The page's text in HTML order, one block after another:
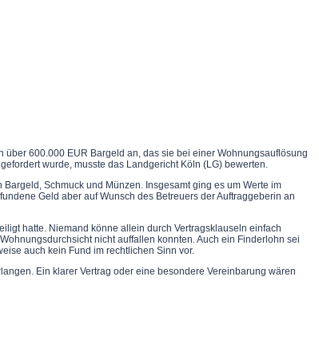
600.000 EUR Bargeld an, das sie bei einer Wohnungsauflösung
wurde, musste das Landgericht Köln (LG) bewerten.
Schmuck und Münzen. Insgesamt ging es um Werte im
Geld aber auf Wunsch des Betreuers der Auftraggeberin an
hatte. Niemand könne allein durch Vertragsklauseln einfach
nicht auffallen konnten. Auch ein Finderlohn sei
auch kein Fund im rechtlichen Sinn vor.
Ein klarer Vertrag oder eine besondere Vereinbarung wären